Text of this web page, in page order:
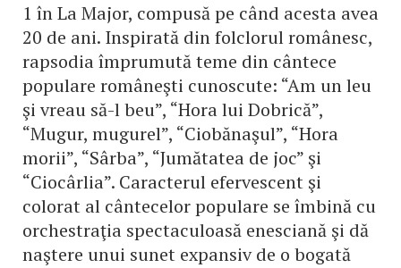
1 în La Major, compusă pe când acesta avea
20 de ani. Inspirată din folclorul românesc,
rapsodia împrumută teme din cântece
populare româneşti cunoscute: “Am un leu
şi vreau să-l beu”, “Hora lui Dobrică”,
“Mugur, mugurel”, “Ciobănaşul”, “Hora
morii”, “Sârba”, “Jumătatea de joc” şi
“Ciocârlia”. Caracterul efervescent şi
colorat al cântecelor populare se îmbină cu
orchestraţia spectaculoasă enesciană şi dă
naştere unui sunet expansiv de o bogată